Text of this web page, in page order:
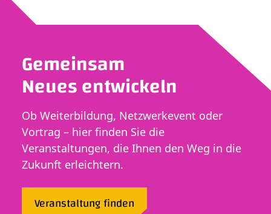
Gemeinsam
Neues entwickeln
Ob Weiterbildung, Netzwerkevent oder
Vortrag – hier finden Sie die
Veranstaltungen, die Ihnen den Weg in die
Zukunft erleichtern.
Veranstaltung finden